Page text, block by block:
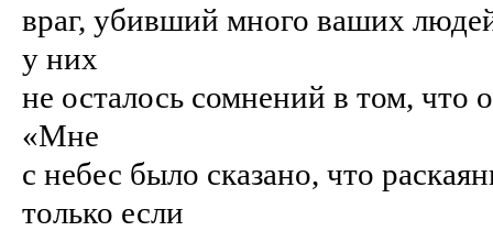
враг, убивший много ваших
у них
не осталось сомнений в том, что
«Мне
с небес было сказано, что
только если